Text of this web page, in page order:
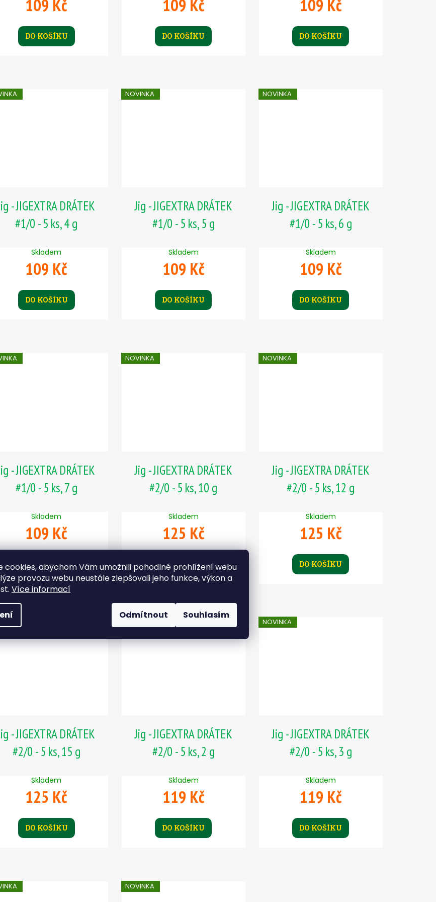
cookies, abychom Vám umožnili pohodlné prohlížení webu
provozu webu neustále zlepšovali jeho funkce, výkon a
Více informací
Odmítnout Souhlasím
109 Kč
DO KOŠÍKU
109 Kč
DO KOŠÍKU
109 Kč
DO KOŠÍKU
- JIGEXTRA DRÁTEK
#1/0 - 5 ks, 4 g
Skladem
109 Kč
DO KOŠÍKU
NOVINKA
Jig - JIGEXTRA DRÁTEK
#1/0 - 5 ks, 5 g
Skladem
109 Kč
DO KOŠÍKU
NOVINKA
Jig - JIGEXTRA DRÁTEK
#1/0 - 5 ks, 6 g
Skladem
109 Kč
DO KOŠÍKU
- JIGEXTRA DRÁTEK
#1/0 - 5 ks, 7 g
Skladem
109 Kč
DO KOŠÍKU
NOVINKA
Jig - JIGEXTRA DRÁTEK
#2/0 - 5 ks, 10 g
Skladem
125 Kč
DO KOŠÍKU
NOVINKA
Jig - JIGEXTRA DRÁTEK
#2/0 - 5 ks, 12 g
Skladem
125 Kč
DO KOŠÍKU
- JIGEXTRA DRÁTEK
#2/0 - 5 ks, 15 g
Skladem
125 Kč
DO KOŠÍKU
Jig - JIGEXTRA DRÁTEK
#2/0 - 5 ks, 2 g
Skladem
119 Kč
DO KOŠÍKU
NOVINKA
Jig - JIGEXTRA DRÁTEK
#2/0 - 5 ks, 3 g
Skladem
119 Kč
DO KOŠÍKU
NOVINKA